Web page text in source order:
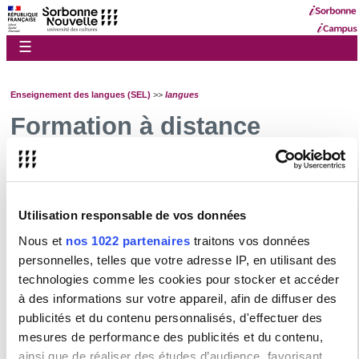
Utilisation responsable de vos données
Nous et nos 1022 partenaires traitons vos données
personnelles, telles que votre adresse IP, en utilisant des
technologies comme les cookies pour stocker et accéder
à des informations sur votre appareil, afin de diffuser des
publicités et du contenu personnalisés, d'effectuer des
mesures de performance des publicités et du contenu,
ainsi que de réaliser des études d’audience, favorisant
☰
Présentation des UE de langues pour non spécialistes
Allemand
Anglais
Arabe
Chinois
Coréen
Espagnol
Enseignement des langues (SEL) >> langues
Formation à distance
Plus d'informations très bientôt.